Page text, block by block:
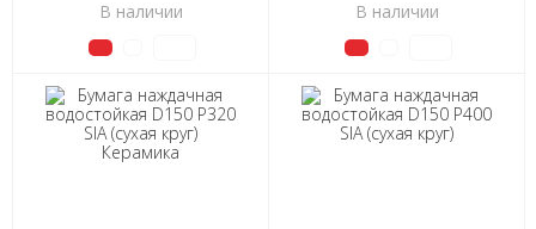
В наличии В наличии